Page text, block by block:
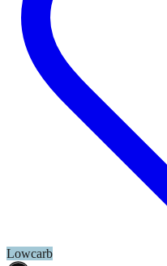
Lowcarb